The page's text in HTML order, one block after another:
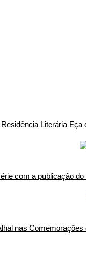
Literária
com a publicação
nas Comemorações